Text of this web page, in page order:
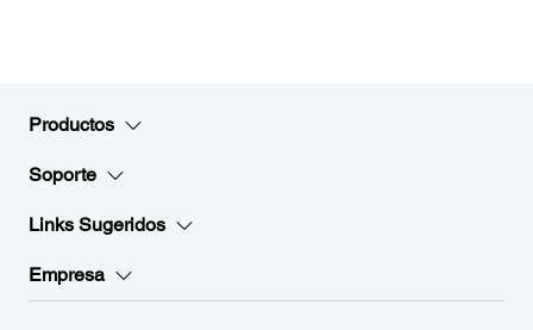
Productos
Soporte
Links Sugeridos
Empresa